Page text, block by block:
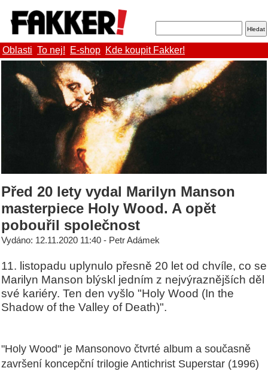
Oblasti To nej! E-shop Kde koupit Fakker!
Před 20 lety vydal Marilyn Manson
masterpiece Holy Wood. A opět
pobouřil společnost
Vydáno: 12.11.2020 11:40 - Petr Adámek
11. listopadu uplynulo přesně 20 let od chvíle, co se
Marilyn Manson blýskl jedním z nejvýraznějších děl
své kariéry. Ten den vyšlo "Holy Wood (In the
Shadow of the Valley of Death)".
"Holy Wood" je Mansonovo čtvrté album a současně
završení koncepční trilogie Antichrist Superstar (1996)